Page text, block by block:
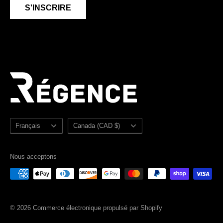
S'INSCRIRE
Langue
Français Pays/région
Canada (CAD $)
Nous acceptons
© 2026 Commerce électronique propulsé par Shopify